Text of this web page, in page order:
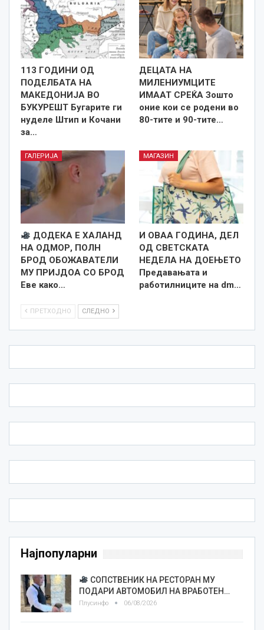
113 ГОДИНИ ОД
ПОДЕЛБАТА НА
МАКЕДОНИЈА ВО
БУКУРЕШТ Бугарите ги
нуделе Штип и Кочани
за…
ДЕЦАТА НА
МИЛЕНИУМЦИТЕ
ИМААТ СРЕЌА Зошто
оние кои се родени во
80-тите и 90-тите…
ГАЛЕРИЈА
ДОДЕКА Е ХАЛАНД
НА ОДМОР, ПОЛН
БРОД ОБОЖАВАТЕЛИ
МУ ПРИЈДОА СО БРОД
Еве како…
МАГАЗИН
И ОВАА ГОДИНА, ДЕЛ
ОД СВЕТСКАТА
НЕДЕЛА НА ДОЕЊЕТО
Предавањата и
работилниците на dm…
ПРЕТХОДНО СЛЕДНО
Најпопуларни
СОПСТВЕНИК НА РЕСТОРАН МУ
ПОДАРИ АВТОМОБИЛ НА ВРАБОТЕН…
Плусинфо 06/08/2026